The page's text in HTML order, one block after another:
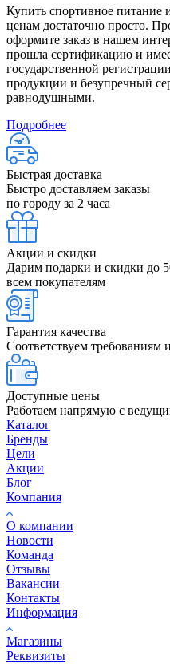
Купить спортивное
ценам достаточно просто.
оформите заказ в нашем
прошла сертификацию и
государственной
продукции и безупречный
равнодушными.
Подробнее
Быстрая доставка
Быстро доставляем заказы
по городу за 2 часа
Акции и скидки
Дарим подарки и скидки до
всем покупателям
Гарантия качества
Соответствуем требованиям
Доступные цены
Работаем напрямую с
Каталог
Бренды
Цели
Акции
Блог
Компания
О компании
Новости
Команда
Отзывы
Вакансии
Контакты
Информация
Магазины
Реквизиты